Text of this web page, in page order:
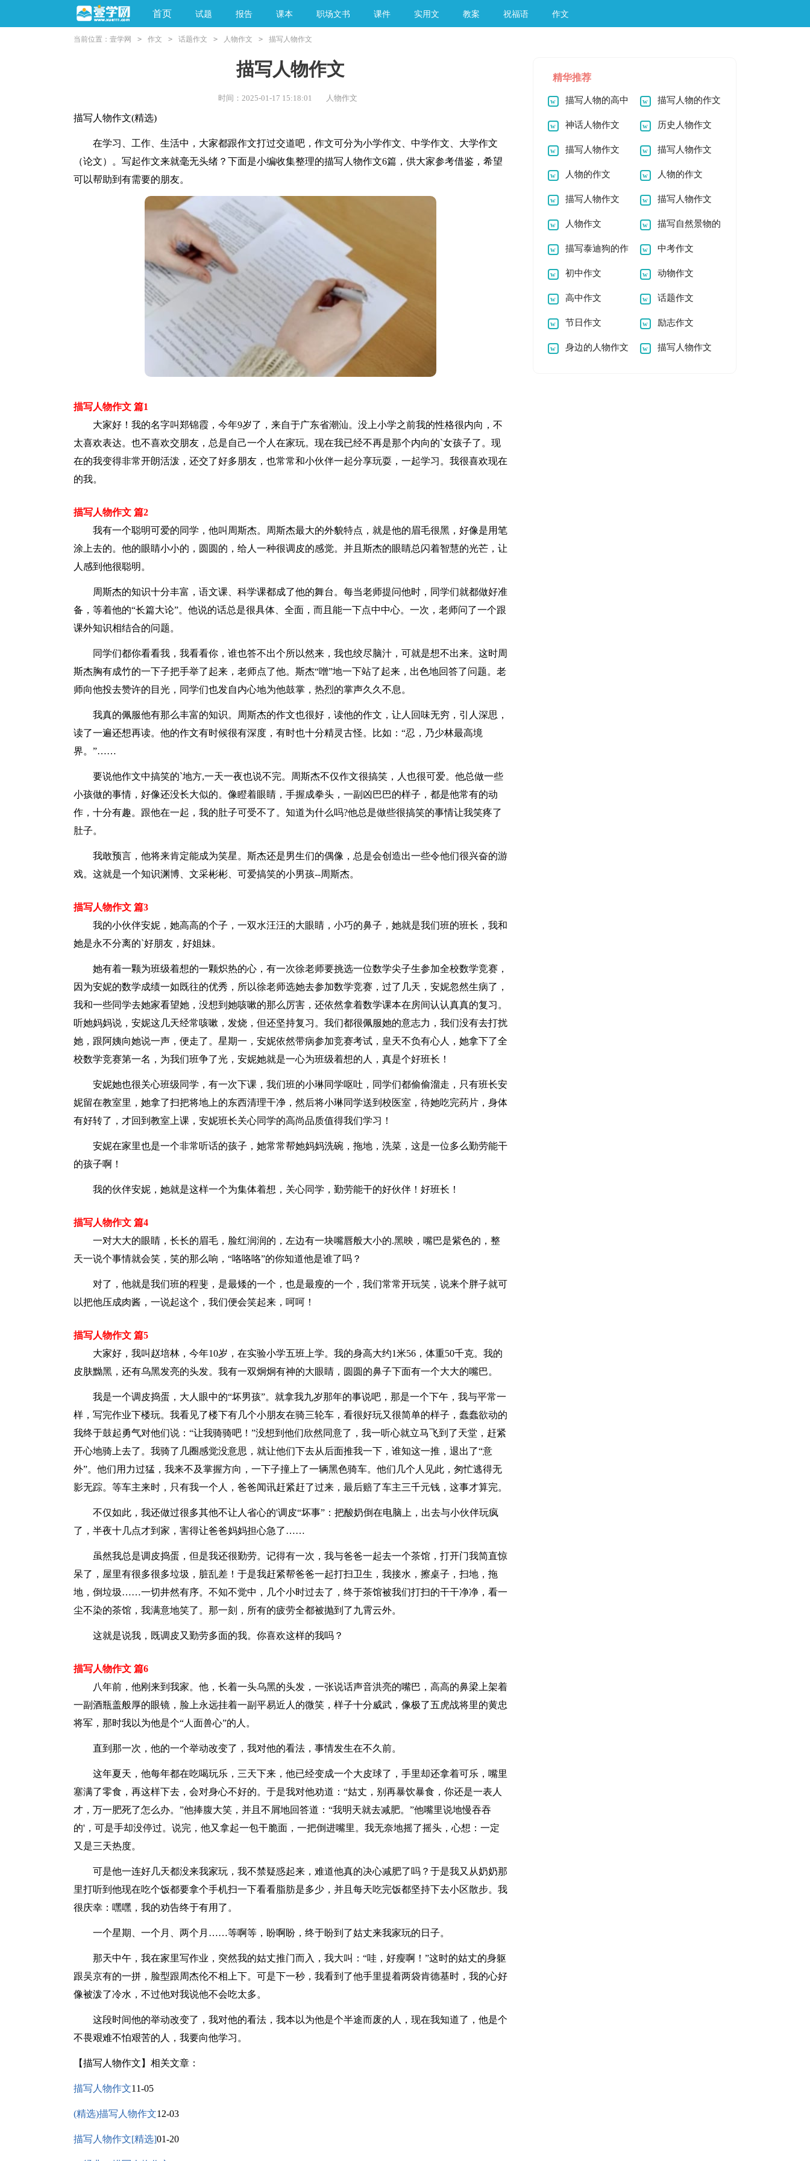
首页 试题 报告 课本 职场文书 课件 实用文 教案 祝福语 作文
阅读理解 亲子教育 手工素材
当前位置： 壹学网 > 作文 > 话题作文 > 人物作文 > 描写人物作文
描写人物作文
时间：2025-01-17 15:18:01 人物作文
描写人物作文(精选)
在学习、工作、生活中，大家都跟作文打过交道吧，作文可分为小学作文、中学作文、大学作文
（论文）。写起作文来就毫无头绪？下面是小编收集整理的描写人物作文6篇，供大家参考借鉴，希望
可以帮助到有需要的朋友。
描写人物作文 篇1
大家好！我的名字叫郑锦霞，今年9岁了，来自于广东省潮汕。没上小学之前我的性格很内向，不
太喜欢表达。也不喜欢交朋友，总是自己一个人在家玩。现在我已经不再是那个内向的`女孩子了。现
在的我变得非常开朗活泼，还交了好多朋友，也常常和小伙伴一起分享玩耍，一起学习。我很喜欢现在
的我。
描写人物作文 篇2
我有一个聪明可爱的同学，他叫周斯杰。周斯杰最大的外貌特点，就是他的眉毛很黑，好像是用笔
涂上去的。他的眼睛小小的，圆圆的，给人一种很调皮的感觉。并且斯杰的眼睛总闪着智慧的光芒，让
人感到他很聪明。
周斯杰的知识十分丰富，语文课、科学课都成了他的舞台。每当老师提问他时，同学们就都做好准
备，等着他的“长篇大论”。他说的话总是很具体、全面，而且能一下点中中心。一次，老师问了一个跟
课外知识相结合的问题。
同学们都你看看我，我看看你，谁也答不出个所以然来，我也绞尽脑汁，可就是想不出来。这时周
斯杰胸有成竹的一下子把手举了起来，老师点了他。斯杰“噌”地一下站了起来，出色地回答了问题。老
师向他投去赞许的目光，同学们也发自内心地为他鼓掌，热烈的掌声久久不息。
我真的佩服他有那么丰富的知识。周斯杰的作文也很好，读他的作文，让人回味无穷，引人深思，
读了一遍还想再读。他的作文有时候很有深度，有时也十分精灵古怪。比如：“忍，乃少林最高境
界。”……
要说他作文中搞笑的`地方,一天一夜也说不完。周斯杰不仅作文很搞笑，人也很可爱。他总做一些
小孩做的事情，好像还没长大似的。像瞪着眼睛，手握成拳头，一副凶巴巴的样子，都是他常有的动
作，十分有趣。跟他在一起，我的肚子可受不了。知道为什么吗?他总是做些很搞笑的事情让我笑疼了
肚子。
我敢预言，他将来肯定能成为笑星。斯杰还是男生们的偶像，总是会创造出一些令他们很兴奋的游
戏。这就是一个知识渊博、文采彬彬、可爱搞笑的小男孩--周斯杰。
描写人物作文 篇3
我的小伙伴安妮，她高高的个子，一双水汪汪的大眼睛，小巧的鼻子，她就是我们班的班长，我和
她是永不分离的`好朋友，好姐妹。
她有着一颗为班级着想的一颗炽热的心，有一次徐老师要挑选一位数学尖子生参加全校数学竞赛，
因为安妮的数学成绩一如既往的优秀，所以徐老师选她去参加数学竞赛，过了几天，安妮忽然生病了，
我和一些同学去她家看望她，没想到她咳嗽的那么厉害，还依然拿着数学课本在房间认认真真的复习。
听她妈妈说，安妮这几天经常咳嗽，发烧，但还坚持复习。我们都很佩服她的意志力，我们没有去打扰
她，跟阿姨向她说一声，便走了。星期一，安妮依然带病参加竞赛考试，皇天不负有心人，她拿下了全
校数学竞赛第一名，为我们班争了光，安妮她就是一心为班级着想的人，真是个好班长！
安妮她也很关心班级同学，有一次下课，我们班的小琳同学呕吐，同学们都偷偷溜走，只有班长安
妮留在教室里，她拿了扫把将地上的东西清理干净，然后将小琳同学送到校医室，待她吃完药片，身体
有好转了，才回到教室上课，安妮班长关心同学的高尚品质值得我们学习！
安妮在家里也是一个非常听话的孩子，她常常帮她妈妈洗碗，拖地，洗菜，这是一位多么勤劳能干
的孩子啊！
我的伙伴安妮，她就是这样一个为集体着想，关心同学，勤劳能干的好伙伴！好班长！
描写人物作文 篇4
一对大大的眼睛，长长的眉毛，脸红润润的，左边有一块嘴唇般大小的.黑映，嘴巴是紫色的，整
天一说个事情就会笑，笑的那么响，“咯咯咯”的你知道他是谁了吗？
对了，他就是我们班的程斐，是最矮的一个，也是最瘦的一个，我们常常开玩笑，说来个胖子就可
以把他压成肉酱，一说起这个，我们便会笑起来，呵呵！
描写人物作文 篇5
大家好，我叫赵培林，今年10岁，在实验小学五班上学。我的身高大约1米56，体重50千克。我的
皮肤黝黑，还有乌黑发亮的头发。我有一双炯炯有神的大眼睛，圆圆的鼻子下面有一个大大的嘴巴。
我是一个调皮捣蛋，大人眼中的“坏男孩”。就拿我九岁那年的事说吧，那是一个下午，我与平常一
样，写完作业下楼玩。我看见了楼下有几个小朋友在骑三轮车，看很好玩又很简单的样子，蠢蠢欲动的
我终于鼓起勇气对他们说：“让我骑骑吧！”没想到他们欣然同意了，我一听心就立马飞到了天堂，赶紧
开心地骑上去了。我骑了几圈感觉没意思，就让他们下去从后面推我一下，谁知这一推，退出了“意
外”。他们用力过猛，我来不及掌握方向，一下子撞上了一辆黑色骑车。他们几个人见此，匆忙逃得无
影无踪。等车主来时，只有我一个人，爸爸闻讯赶紧赶了过来，最后赔了车主三千元钱，这事才算完。
不仅如此，我还做过很多其他不让人省心的'调皮“坏事”：把酸奶倒在电脑上，出去与小伙伴玩疯
了，半夜十几点才到家，害得让爸爸妈妈担心急了……
虽然我总是调皮捣蛋，但是我还很勤劳。记得有一次，我与爸爸一起去一个茶馆，打开门我简直惊
呆了，屋里有很多很多垃圾，脏乱差！于是我赶紧帮爸爸一起打扫卫生，我接水，擦桌子，扫地，拖
地，倒垃圾……一切井然有序。不知不觉中，几个小时过去了，终于茶馆被我们打扫的干干净净，看一
尘不染的茶馆，我满意地笑了。那一刻，所有的疲劳全都被抛到了九霄云外。
这就是说我，既调皮又勤劳多面的我。你喜欢这样的我吗？
描写人物作文 篇6
八年前，他刚来到我家。他，长着一头乌黑的头发，一张说话声音洪亮的嘴巴，高高的鼻梁上架着
一副酒瓶盖般厚的眼镜，脸上永远挂着一副平易近人的微笑，样子十分威武，像极了五虎战将里的黄忠
将军，那时我以为他是个“人面兽心”的人。
直到那一次，他的一个举动改变了，我对他的看法，事情发生在不久前。
这年夏天，他每年都在吃喝玩乐，三天下来，他已经变成一个大皮球了，手里却还拿着可乐，嘴里
塞满了零食，再这样下去，会对身心不好的。于是我对他劝道：“姑丈，别再暴饮暴食，你还是一表人
才，万一肥死了怎么办。”他捧腹大笑，并且不屑地回答道：“我明天就去减肥。”他嘴里说地慢吞吞
的'，可是手却没停过。说完，他又拿起一包干脆面，一把倒进嘴里。我无奈地摇了摇头，心想：一定
又是三天热度。
可是他一连好几天都没来我家玩，我不禁疑惑起来，难道他真的决心减肥了吗？于是我又从奶奶那
里打听到他现在吃个饭都要拿个手机扫一下看看脂肪是多少，并且每天吃完饭都坚持下去小区散步。我
很庆幸：嘿嘿，我的劝告终于有用了。
一个星期、一个月、两个月……等啊等，盼啊盼，终于盼到了姑丈来我家玩的日子。
那天中午，我在家里写作业，突然我的姑丈推门而入，我大叫：“哇，好瘦啊！”这时的姑丈的身躯
跟吴京有的一拼，脸型跟周杰伦不相上下。可是下一秒，我看到了他手里提着两袋肯德基时，我的心好
像被泼了冷水，不过他对我说他不会吃太多。
这段时间他的举动改变了，我对他的看法，我本以为他是个半途而废的人，现在我知道了，他是个
不畏艰难不怕艰苦的人，我要向他学习。
【描写人物作文】相关文章：
描写人物作文11-05
(精选)描写人物作文12-03
描写人物作文[精选]01-20
精华推荐
描写人物的高中
作文
描写人物的作文
神话人物作文 历史人物作文
描写人物作文 描写人物作文
人物的作文 人物的作文
描写人物作文 描写人物作文
人物作文 描写自然景物的
作文400字
描写泰迪狗的作
文200字
中考作文
初中作文 动物作文
高中作文 话题作文
节日作文 励志作文
身边的人物作文 描写人物作文